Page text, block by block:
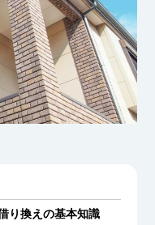
り換えの基本知識